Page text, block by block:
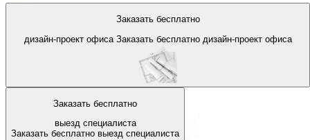
Заказать бесплатно
дизайн-проект офиса Заказать бесплатнодизайн-проект офиса
Заказать бесплатно
выезд специалиста
Заказать бесплатно выезд специалиста
Офисные перегородки с
жалюзи